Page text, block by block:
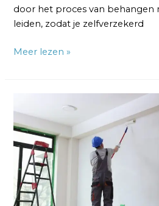
door het proces van behangen
leiden, zodat je zelfverzekerd
Meer lezen »
met
Renovlies:
7
Belangrijke
Stappen